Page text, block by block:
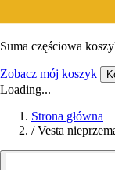
Suma częściowa
Zobacz mój koszyk
Loading...
Strona główna
/ Vesta